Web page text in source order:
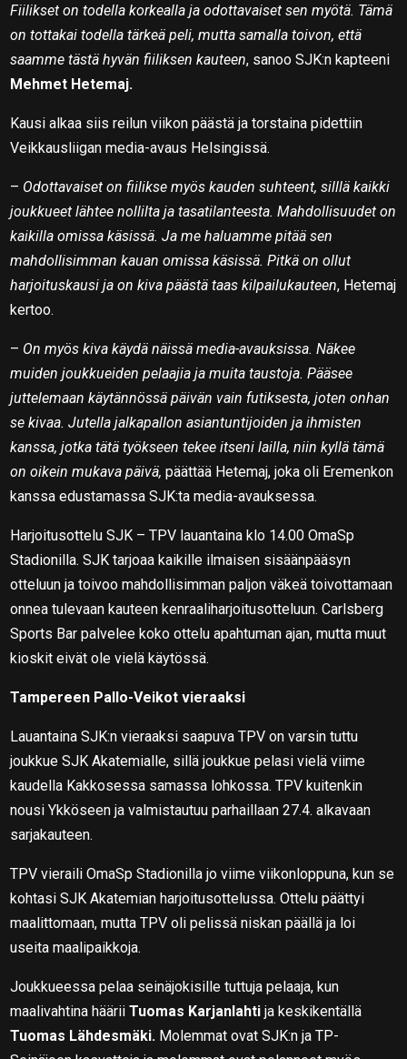
Fiilikset on todella korkealla ja odottavaiset sen myötä. Tämä
on tottakai todella tärkeä peli, mutta samalla toivon, että
saamme tästä hyvän fiiliksen kauteen, sanoo SJK:n kapteeni
Mehmet Hetemaj.
Kausi alkaa siis reilun viikon päästä ja torstaina pidettiin
Veikkausliigan media-avaus Helsingissä.
– Odottavaiset on fiilikse myös kauden suhteent, silllä kaikki
joukkueet lähtee nollilta ja tasatilanteesta. Mahdollisuudet on
kaikilla omissa käsissä. Ja me haluamme pitää sen
mahdollisimman kauan omissa käsissä. Pitkä on ollut
harjoituskausi ja on kiva päästä taas kilpailukauteen, Hetemaj
kertoo.
– On myös kiva käydä näissä media-avauksissa. Näkee
muiden joukkueiden pelaajia ja muita taustoja. Pääsee
juttelemaan käytännössä päivän vain futiksesta, joten onhan
se kivaa. Jutella jalkapallon asiantuntijoiden ja ihmisten
kanssa, jotka tätä työkseen tekee itseni lailla, niin kyllä tämä
on oikein mukava päivä, päättää Hetemaj, joka oli Eremenkon
kanssa edustamassa SJK:ta media-avauksessa.
Harjoitusottelu SJK – TPV lauantaina klo 14.00 OmaSp
Stadionilla. SJK tarjoaa kaikille ilmaisen sisäänpääsyn
otteluun ja toivoo mahdollisimman paljon väkeä toivottamaan
onnea tulevaan kauteen kenraaliharjoitusotteluun. Carlsberg
Sports Bar palvelee koko ottelu apahtuman ajan, mutta muut
kioskit eivät ole vielä käytössä.
Tampereen Pallo-Veikot vieraaksi
Lauantaina SJK:n vieraaksi saapuva TPV on varsin tuttu
joukkue SJK Akatemialle, sillä joukkue pelasi vielä viime
kaudella Kakkosessa samassa lohkossa. TPV kuitenkin
nousi Ykköseen ja valmistautuu parhaillaan 27.4. alkavaan
sarjakauteen.
TPV vieraili OmaSp Stadionilla jo viime viikonloppuna, kun se
kohtasi SJK Akatemian harjoitusottelussa. Ottelu päättyi
maalittomaan, mutta TPV oli pelissä niskan päällä ja loi
useita maalipaikkoja.
Joukkueessa pelaa seinäjokisille tuttuja pelaaja, kun
maalivahtina hääriiTuomas Karjanlahti ja keskikentällä
Tuomas Lähdesmäki. Molemmat ovat SJK:n ja TP-